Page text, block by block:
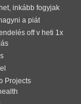
inkább fogyjak
a piát
off v heti 1x
Projects